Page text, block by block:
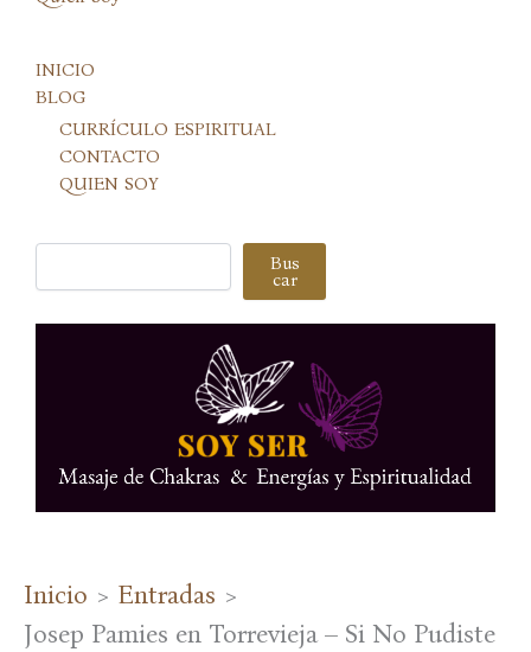
INICIO
BLOG
CURRÍCULO ESPIRITUAL
CONTACTO
QUIEN SOY
Buscar Bus
car
Inicio
Entradas
Josep Pamies en Torrevieja – Si No Pudiste